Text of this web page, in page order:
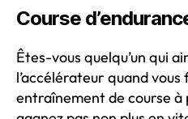
Course
Êtes-vous quelqu’un qui
l’accélérateur quand
entraînement de course à